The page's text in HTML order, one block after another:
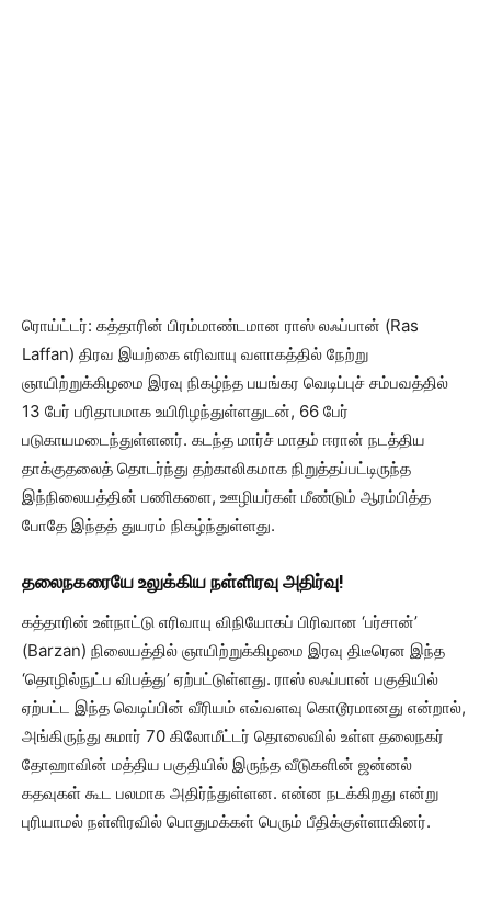
ரொய்ட்டர்: கத்தாரின் பிரம்மாண்டமான ராஸ் லஃப்பான் (Ras
Laffan) திரவ இயற்கை எரிவாயு வளாகத்தில் நேற்று
ஞாயிற்றுக்கிழமை இரவு நிகழ்ந்த பயங்கர வெடிப்புச் சம்பவத்தில்
13 பேர் பரிதாபமாக உயிரிழந்துள்ளதுடன், 66 பேர்
படுகாயமடைந்துள்ளனர். கடந்த மார்ச் மாதம் ஈரான் நடத்திய
தாக்குதலைத் தொடர்ந்து தற்காலிகமாக நிறுத்தப்பட்டிருந்த
இந்நிலையத்தின் பணிகளை, ஊழியர்கள் மீண்டும் ஆரம்பித்த
போதே இந்தத் துயரம் நிகழ்ந்துள்ளது.
தலைநகரையே உலுக்கிய நள்ளிரவு அதிர்வு!
கத்தாரின் உள்நாட்டு எரிவாயு விநியோகப் பிரிவான ‘பர்சான்’
(Barzan) நிலையத்தில் ஞாயிற்றுக்கிழமை இரவு திடீரென இந்த
‘தொழில்நுட்ப விபத்து’ ஏற்பட்டுள்ளது. ராஸ் லஃப்பான் பகுதியில்
ஏற்பட்ட இந்த வெடிப்பின் வீரியம் எவ்வளவு கொடூரமானது என்றால்,
அங்கிருந்து சுமார் 70 கிலோமீட்டர் தொலைவில் உள்ள தலைநகர்
தோஹாவின் மத்திய பகுதியில் இருந்த வீடுகளின் ஜன்னல்
கதவுகள் கூட பலமாக அதிர்ந்துள்ளன. என்ன நடக்கிறது என்று
புரியாமல் நள்ளிரவில் பொதுமக்கள் பெரும் பீதிக்குள்ளாகினர்.